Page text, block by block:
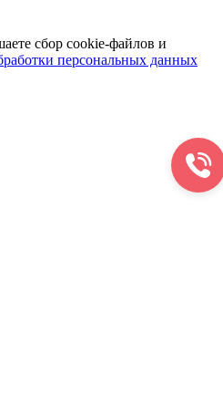
сбор cookie-файлов и
персональных данных